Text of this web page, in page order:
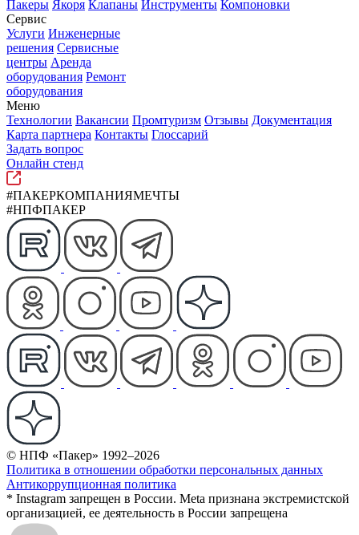
Пакеры Якоря Клапаны Инструменты Компоновки
Сервис
Услуги Инженерные
решения Сервисные
центры Аренда
оборудования Ремонт
оборудования
Меню
Технологии Вакансии Промтуризм Отзывы Документация
Карта партнера Контакты Глоссарий
Задать вопрос
Онлайн стенд
#ПАКЕРКОМПАНИЯМЕЧТЫ
#НПФПАКЕР
© НПФ «Пакер» 1992–2026
Политика в отношении обработки персональных данных
Антикоррупционная политика
* Instagram запрещен в России. Meta признана экстремистской
организацией, ее деятельность в России запрещена